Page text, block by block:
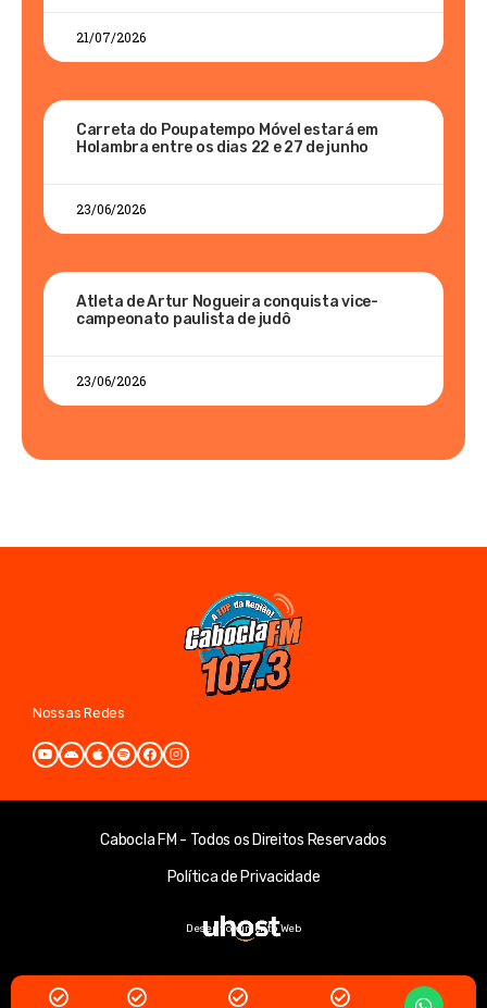
21/07/2026
Carreta do Poupatempo Móvel estará em
Holambra entre os dias 22 e 27 de junho
23/06/2026
Atleta de Artur Nogueira conquista vice-
campeonato paulista de judô
23/06/2026
Nossas Redes
Cabocla FM - Todos os Direitos Reservados
Política de Privacidade
Desenvolvimento Web